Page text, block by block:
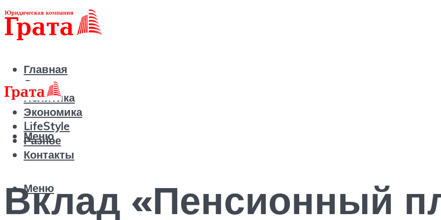
Главная
Статьи
Политика
Экономика
LifeStyle
Разное
Контакты
Меню
Меню
Вклад «Пенсионный